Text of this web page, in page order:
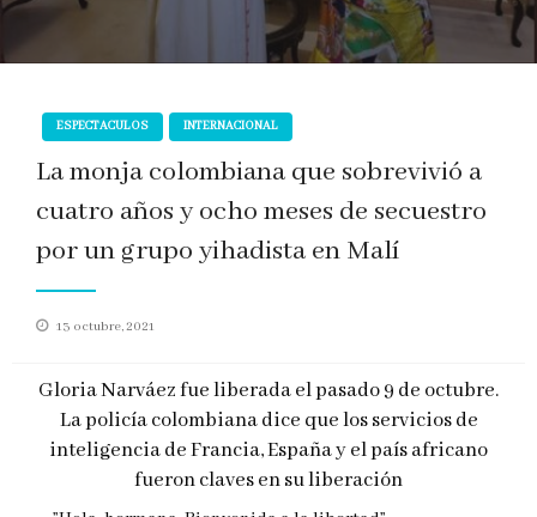
ESPECTACULOS INTERNACIONAL
La monja colombiana que sobrevivió a
cuatro años y ocho meses de secuestro
por un grupo yihadista en Malí
Publicado
13 octubre, 2021
Gloria Narváez fue liberada el pasado 9 de octubre.
La policía colombiana dice que los servicios de
inteligencia de Francia, España y el país africano
fueron claves en su liberación